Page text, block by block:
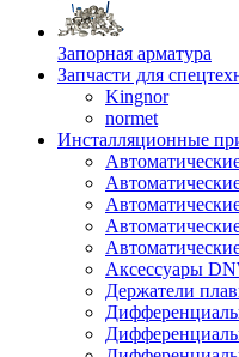
Запорная арматура
Запчасти для
Kingnor
normet
Инсталляционные
Аксессуары
Держатели